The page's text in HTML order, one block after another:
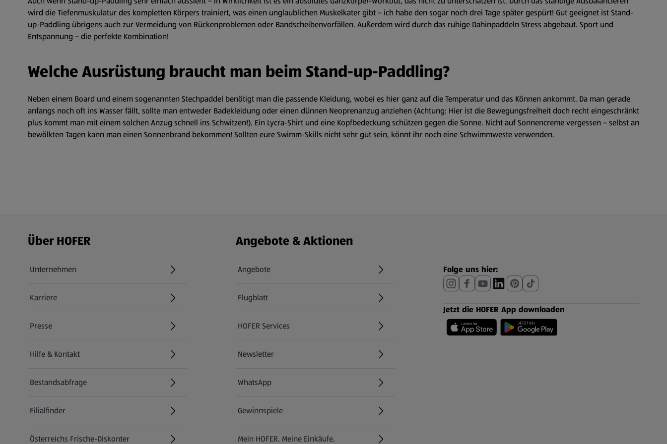
wird die Tiefenmuskulatur des kompletten Körpers trainiert, was einen unglaublichen Muskelkater gibt – ich habe den sogar noch drei Tage später gespürt! Gut geeignet ist Stand-
up-Paddling übrigens auch zur Vermeidung von Rückenproblemen oder Bandscheibenvorfällen. Außerdem wird durch das ruhige Dahinpaddeln Stress abgebaut. Sport und
Entspannung – die perfekte Kombination!
Welche Ausrüstung braucht man beim Stand-up-Paddling?
Neben einem Board und einem sogenannten Stechpaddel benötigt man die passende Kleidung, wobei es hier ganz auf die Temperatur und das Können ankommt. Da man gerade
anfangs noch oft ins Wasser fällt, sollte man entweder Badekleidung oder einen dünnen Neoprenanzug anziehen (Achtung: Hier ist die Bewegungsfreiheit doch recht eingeschränkt
plus kommt man mit einem solchen Anzug schnell ins Schwitzen!). Ein Lycra-Shirt und eine Kopfbedeckung schützen gegen die Sonne. Nicht auf Sonnencreme vergessen – selbst an
bewölkten Tagen kann man einen Sonnenbrand bekommen! Sollten eure Swimm-Skills nicht sehr gut sein, könnt ihr noch eine Schwimmweste verwenden.
Fußzeilenmenü - weitere Links
Über HOFER
Unternehmen
Karriere
(öffnet in einem neuen Tab)
Presse
Hilfe & Kontakt
(öffnet in einem neuen Tab)
Bestandsabfrage
(öffnet in einem neuen Tab)
Filialfinder
Österreichs Frische-Diskonter
Angebote & Aktionen
Angebote
Flugblatt
HOFER Services
Newsletter
WhatsApp
Gewinnspiele
Mein HOFER. Meine Einkäufe.
Folge uns hier:
Jetzt die HOFER App downloaden